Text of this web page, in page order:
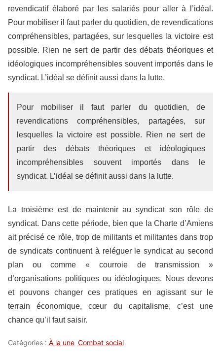
revendicatif élaboré par les salariés pour aller à l’idéal.
Pour mobiliser il faut parler du quotidien, de revendications
compréhensibles, partagées, sur lesquelles la victoire est
possible. Rien ne sert de partir des débats théoriques et
idéologiques incompréhensibles souvent importés dans le
syndicat. L’idéal se définit aussi dans la lutte.
Pour mobiliser il faut parler du quotidien, de
revendications compréhensibles, partagées, sur
lesquelles la victoire est possible. Rien ne sert de
partir des débats théoriques et idéologiques
incompréhensibles souvent importés dans le
syndicat. L’idéal se définit aussi dans la lutte.
La troisième est de maintenir au syndicat son rôle de
syndicat. Dans cette période, bien que la Charte d’Amiens
ait précisé ce rôle, trop de militants et militantes dans trop
de syndicats continuent à reléguer le syndicat au second
plan ou comme « courroie de transmission »
d’organisations politiques ou idéologiques. Nous devons
et pouvons changer ces pratiques en agissant sur le
terrain économique, cœur du capitalisme, c’est une
chance qu’il faut saisir.
Catégories : À la une Combat social